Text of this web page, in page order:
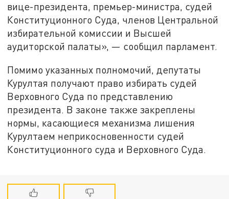
вице-президента, премьер-министра, судей
Конституционного Суда, членов Центральной
избирательной комиссии и Высшей
аудиторской палаты», — сообщил парламент.
Помимо указанных полномочий, депутаты
Курултая получают право избирать судей
Верховного Суда по представлению
президента. В законе также закреплены
нормы, касающиеся механизма лишения
Курултаем неприкосновенности судей
Конституционного суда и Верховного Суда.